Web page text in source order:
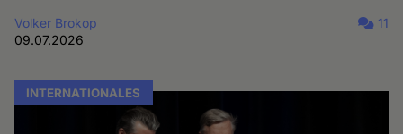
Volker Brokop
09.07.2026
11
INTERNATIONALES